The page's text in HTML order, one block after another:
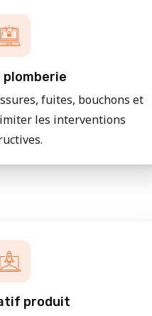
plomberie
fuites, bouchons et
les interventions
produit